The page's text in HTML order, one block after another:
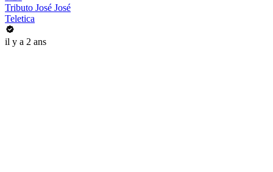
Tributo José José
Teletica
il y a 2 ans